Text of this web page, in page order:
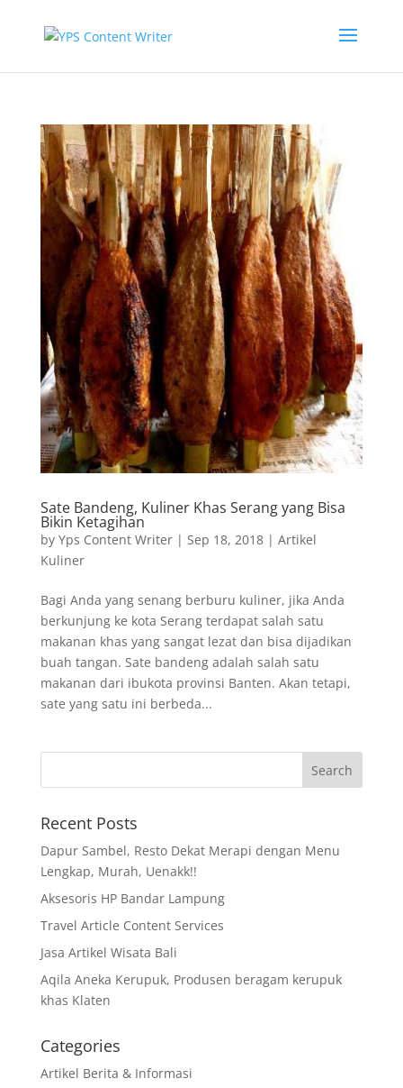
Sate Bandeng, Kuliner Khas Serang yang Bisa
Bikin Ketagihan
by Yps Content Writer| Sep 18, 2018| Artikel
Kuliner
Bagi Anda yang senang berburu kuliner, jika Anda
berkunjung ke kota Serang terdapat salah satu
makanan khas yang sangat lezat dan bisa dijadikan
buah tangan. Sate bandeng adalah salah satu
makanan dari ibukota provinsi Banten. Akan tetapi,
sate yang satu ini berbeda...
Recent Posts
Dapur Sambel, Resto Dekat Merapi dengan Menu
Lengkap, Murah, Uenakk!!
Aksesoris HP Bandar Lampung
Travel Article Content Services
Jasa Artikel Wisata Bali
Aqila Aneka Kerupuk, Produsen beragam kerupuk
khas Klaten
Categories
Artikel Berita & Informasi